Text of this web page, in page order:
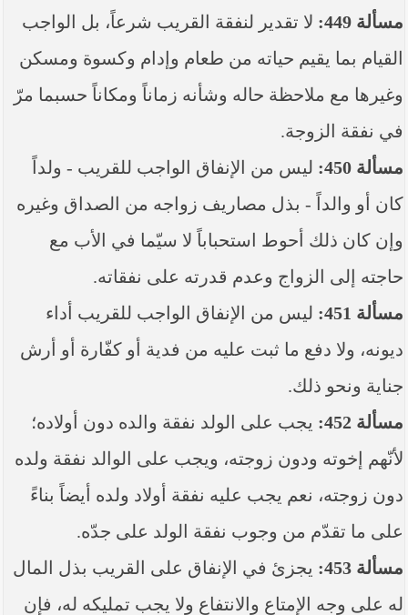
مسألة 449:
لا تقدير لنفقة القريب شرعاً، بل الواجب
القيام بما يقيم حياته من طعام وإدام وكسوة ومسكن
وغيرها مع ملاحظة حاله وشأنه زماناً ومكاناً حسبما مرّ
في نفقة الزوجة.
مسألة 450:
ليس من الإنفاق الواجب للقريب - ولداً
كان أو والداً - بذل مصاريف زواجه من الصداق وغيره
وإن كان ذلك أحوط استحباباً لا سيّما في الأب مع
حاجته إلى الزواج وعدم قدرته على نفقاته.
مسألة 451:
ليس من الإنفاق الواجب للقريب أداء
ديونه، ولا دفع ما ثبت عليه من فدية أو كفّارة أو أرش
جناية ونحو ذلك.
مسألة 452:
يجب على الولد نفقة والده دون أولاده؛
لأنّهم إخوته ودون زوجته، ويجب على الوالد نفقة ولده
دون زوجته، نعم يجب عليه نفقة أولاد ولده أيضاً بناءً
على ما تقدّم من وجوب نفقة الولد على جدّه.
مسألة 453:
يجزئ في الإنفاق على القريب بذل المال
له على وجه الإمتاع والانتفاع ولا يجب تمليكه له، فإن